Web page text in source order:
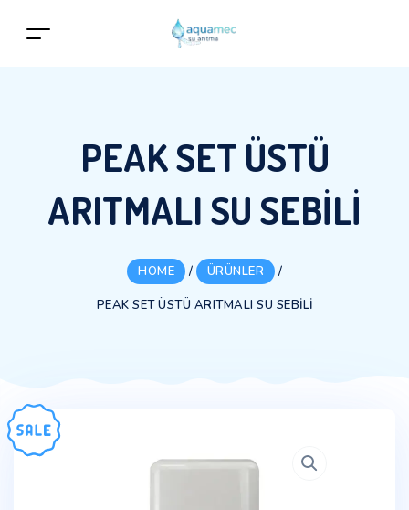
PEAK SET ÜSTÜ
ARITMALI SU SEBILI
HOME / ÜRÜNLER /
PEAK SET ÜSTÜ ARITMALI SU SEBILI